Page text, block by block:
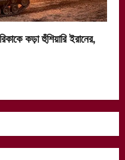
কড়া হুঁশিয়ারি ইরানের,